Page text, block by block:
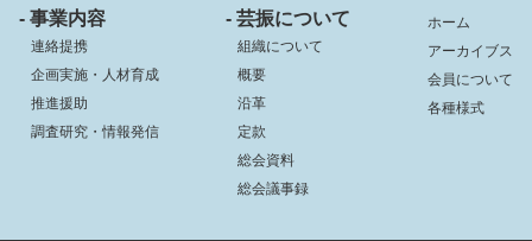
- 事業内容
連絡提携
企画実施・人材育成
推進援助
調査研究・情報発信
- 芸振について
組織について
概要
沿革
定款
総会資料
総会議事録
ホーム
アーカイブス
会員について
各種様式